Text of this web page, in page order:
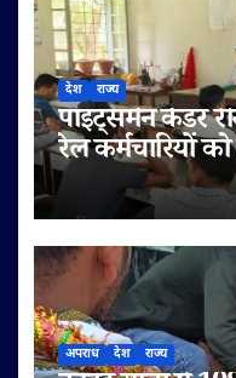
देश राज्य
पॉइंट्समैन कैडर
रेल कर्मचारियों
अपराध देश राज्य